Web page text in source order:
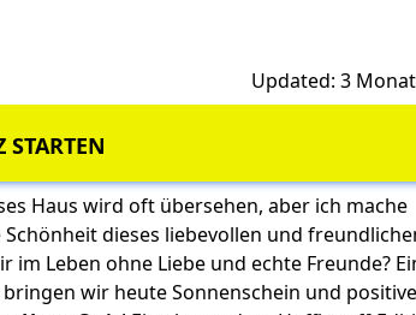
Updated: 3
STARTEN
Haus wird oft übersehen, aber ich mache
dieses liebevollen und
Leben ohne Liebe und echte Freunde?
wir heute Sonnenschein und positive